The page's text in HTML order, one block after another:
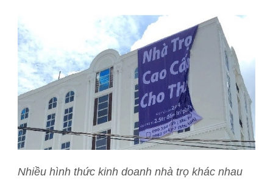
Nhiều hình thức kinh doanh nhà trọ khác nhau